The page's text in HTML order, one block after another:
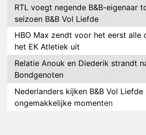
RTL voegt negende B&B-eigenaar
seizoen B&B Vol Liefde
HBO Max zendt voor het eerst alle
het EK Atletiek uit
Relatie Anouk en Diederik strandt
Bondgenoten
Nederlanders kijken B&B Vol
ongemakkelijke momenten